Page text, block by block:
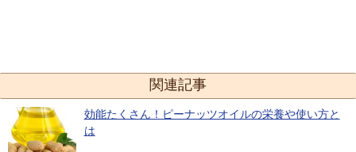
関連記事
効能たくさん！ピーナッツオイルの栄養や使い方と
は